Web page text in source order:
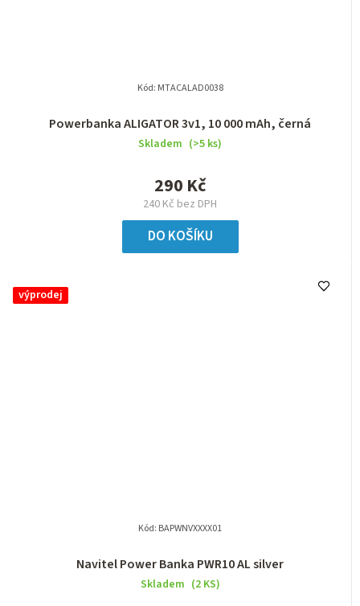
Powerbanka ALIGATOR 3v1, 10 000 mAh, černá
Skladem (>5 ks)
240 Kč bez DPH
290 Kč
DO KOŠÍKU
Kód: MTACALAD0038
výprodej
Navitel Power Banka PWR10 AL silver
Skladem (2 KS)
Kód: BAPWNVXXXX01